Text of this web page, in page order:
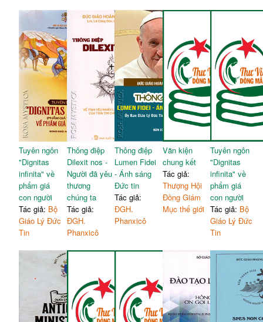
Tuyên ngôn
"Dignitas
infinita" về
phẩm giá
con người
Tác giả: Bộ
Giáo Lý Đức
Tin
Thông điệp
Dilexit nos -
Người đã yêu
thương
chúng ta
Tác giả:
ĐGH.
Phanxicô
Thông điệp
Lumen Fidei
- Ánh sáng
Đức tin
Tác giả:
ĐGH.
Phanxicô
Văn kiện
chung kết
Tác giả:
Thượng Hội
Đồng Giám
Mục thế giới
Tuyên ngôn
"Dignitas
infinita" về
phẩm giá
con người
Tác giả: Bộ
Giáo Lý Đức
Tin